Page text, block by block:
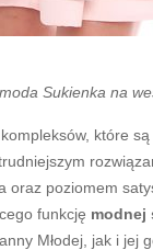
Sukienka na
które
oraz poziomem
funkcję modnej
Młodej, jak i jej